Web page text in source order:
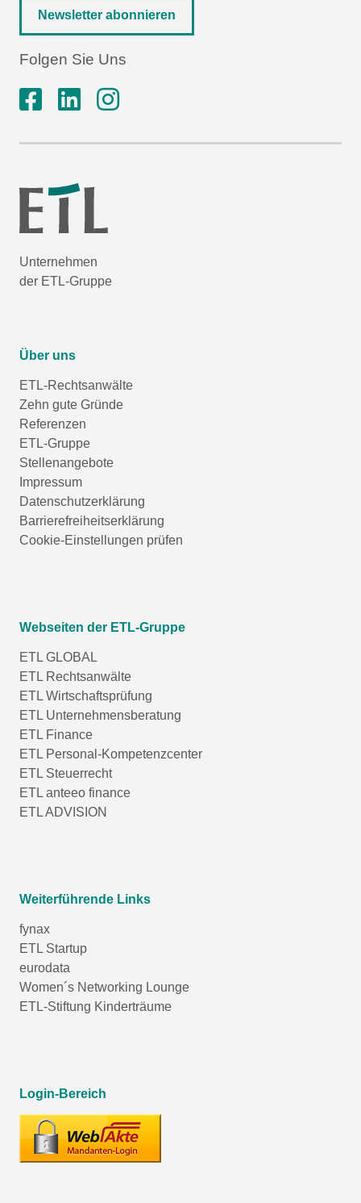
Newsletter abonnieren
Folgen Sie Uns
Unternehmen
der ETL-Gruppe
Über uns
ETL-Rechtsanwälte
Zehn gute Gründe
Referenzen
ETL-Gruppe
Stellenangebote
Impressum
Datenschutzerklärung
Barrierefreiheitserklärung
Cookie-Einstellungen prüfen
Webseiten der ETL-Gruppe
ETL GLOBAL
ETL Rechtsanwälte
ETL Wirtschaftsprüfung
ETL Unternehmensberatung
ETL Finance
ETL Personal-Kompetenzcenter
ETL Steuerrecht
ETL anteeo finance
ETL ADVISION
Weiterführende Links
fynax
ETL Startup
eurodata
Women´s Networking Lounge
ETL-Stiftung Kinderträume
Login-Bereich